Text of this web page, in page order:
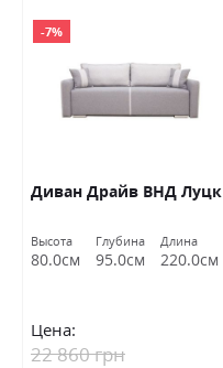
-7%
Диван Драйв ВНД Луцк
Высота
80.0см
Глубина
95.0см
Длина
220.0см
Цена:
22 860 грн